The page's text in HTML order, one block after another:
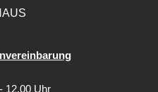
12.00 Uhr